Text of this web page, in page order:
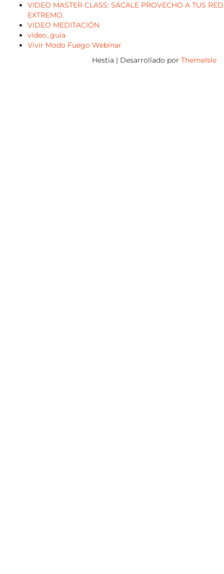
VIDEO MASTER CLASS: SÁCALE PROVECHO A TUS
EXTREMO.
VIDEO MEDITACIÓN
video_guia
Vivir Modo Fuego Webinar
Hestia | Desarrollado por ThemeIsle